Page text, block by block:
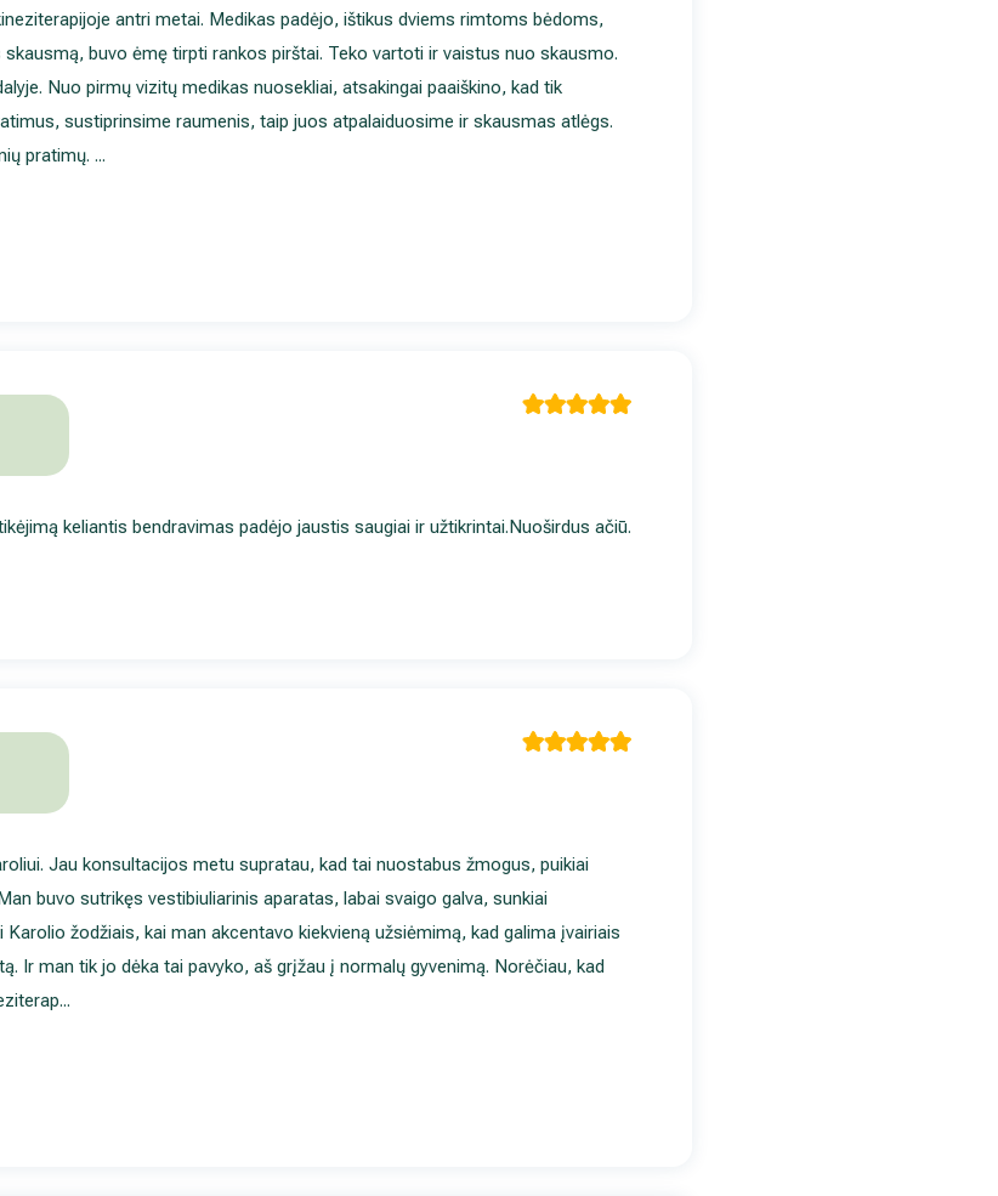
antri metai. Medikas padėjo, ištikus dviems rimtoms bėdoms,
buvo ėmę tirpti rankos pirštai. Teko vartoti ir vaistus nuo skausmo.
Nuo pirmų vizitų medikas nuosekliai, atsakingai paaiškino, kad tik
sustiprinsime raumenis, taip juos atpalaiduosime ir skausmas atlėgs.
pratimų. ...
keliantis bendravimas padėjo jaustis saugiai ir užtikrintai.Nuoširdus ačiū.
Jau konsultacijos metu supratau, kad tai nuostabus žmogus, puikiai
buvo sutrikęs vestibiuliarinis aparatas, labai svaigo galva, sunkiai
Karolio žodžiais, kai man akcentavo kiekvieną užsiėmimą, kad galima įvairiais
Ir man tik jo dėka tai pavyko, aš grįžau į normalų gyvenimą. Norėčiau, kad
...